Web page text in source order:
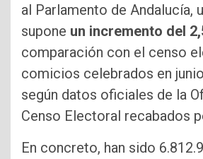
al Parlamento de Andalucía,
supone un incremento del
comparación con el censo
comicios celebrados en
según datos oficiales de la
Censo Electoral recabados
En concreto, han sido